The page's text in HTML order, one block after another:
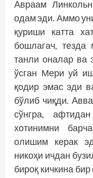
Aвраам
одам эди. Аммо
қуриши катта
бошлагач,
танли оналар ва
ўсган Мери уй
қодир эмас эди
бўлиб чиқди.
сўнгра,
хотинимни
олишим керак
никоҳи ичдан
бироқ кичкина